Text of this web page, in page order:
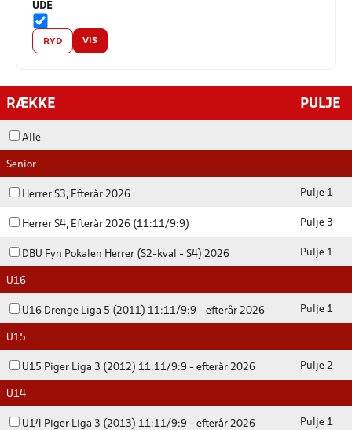
UDE
RYD VIS
RÆKKE PULJE
Alle
Senior
Herrer S3, Efterår 2026 Pulje 1
Herrer S4, Efterår 2026 (11:11/9:9) Pulje 3
DBU Fyn Pokalen Herrer (S2-kval - S4) 2026 Pulje 1
U16
U16 Drenge Liga 5 (2011) 11:11/9:9 - efterår 2026 Pulje 1
U15
U15 Piger Liga 3 (2012) 11:11/9:9 - efterår 2026 Pulje 2
U14
U14 Piger Liga 3 (2013) 11:11/9:9 - efterår 2026 Pulje 1